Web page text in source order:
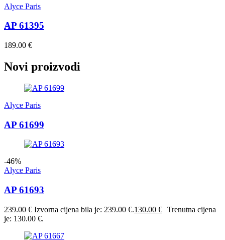
Alyce Paris
AP 61395
189.00 €
Novi proizvodi
Alyce Paris
AP 61699
-46%
Alyce Paris
AP 61693
239.00€ Izvorna cijena bila je: 239.00 €.130.00 € Trenutna cijena
je: 130.00 €.